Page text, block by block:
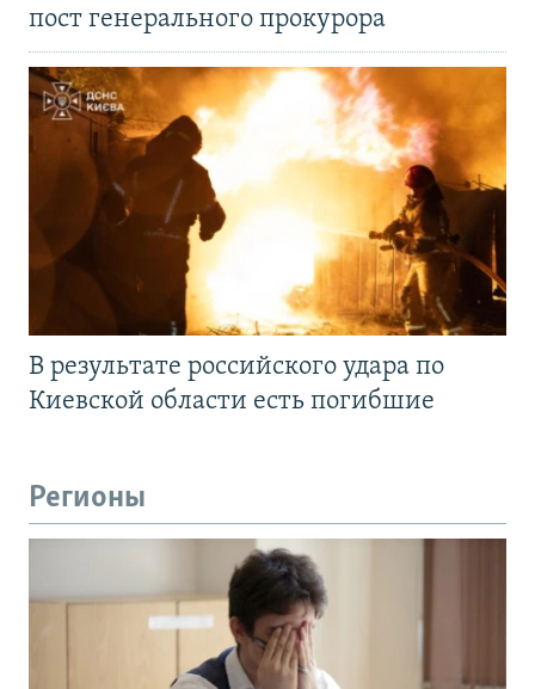
пост генерального прокурора
В результате российского удара по
Киевской области есть погибшие
Регионы